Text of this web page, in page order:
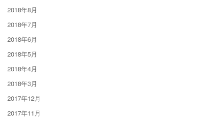
2018年8月
2018年7月
2018年6月
2018年5月
2018年4月
2018年3月
2017年12月
2017年11月